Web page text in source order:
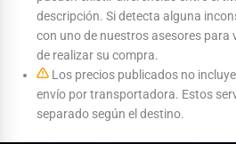
descripción. Si detecta alguna
con uno de nuestros asesores
de realizar su compra.
Los precios publicados no
envío por transportadora. Estos
separado según el destino.